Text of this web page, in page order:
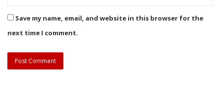
Save my name, email, and website in this browser for the
next time I comment.